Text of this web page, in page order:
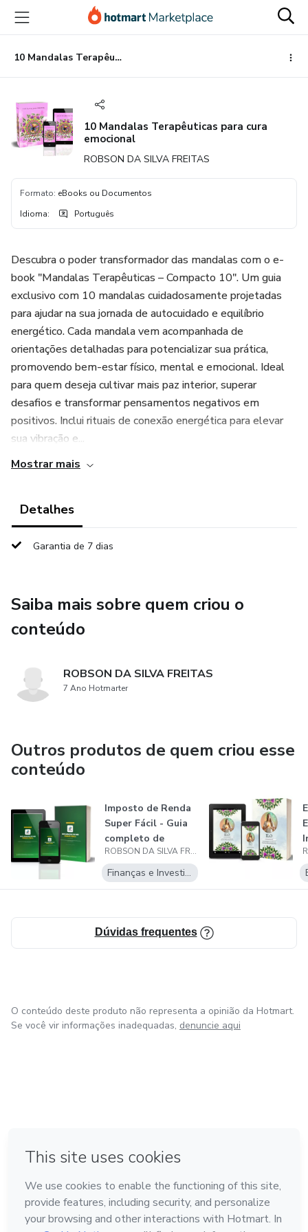
para
conteúdo
principal
para
pagamento
para
rodapé
10 Mandalas Terapêuticas para cura emocional
10 Mandalas Terapêuticas para cura
emocional
ROBSON DA SILVA FREITAS
Formato: eBooks ou Documentos
Idioma: Português
Descubra o poder transformador das mandalas com o e-
book "Mandalas Terapêuticas – Compacto 10". Um guia
exclusivo com 10 mandalas cuidadosamente projetadas
para ajudar na sua jornada de autocuidado e equilíbrio
energético. Cada mandala vem acompanhada de
orientações detalhadas para potencializar sua prática,
promovendo bem-estar físico, mental e emocional. Ideal
para quem deseja cultivar mais paz interior, superar
desafios e transformar pensamentos negativos em
positivos. Inclui rituais de conexão energética para elevar
sua vibração e...
Mostrar mais
Detalhes
Garantia de 7 dias
Saiba mais sobre quem criou o
conteúdo
ROBSON DA SILVA FREITAS
7 Ano Hotmarter
Outros produtos de quem criou esse
conteúdo
Imposto de Renda
Super Fácil - Guia
completo de
Declaração d...
ROBSON DA SILVA FREITAS
Finanças e Investimentos
Dúvidas frequentes
O conteúdo deste produto não representa a opinião da Hotmart.
Se você vir informações inadequadas, denuncie aqui
Feito com ❤ em Bogotá